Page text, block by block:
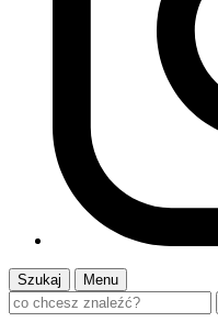
Szukaj
Menu